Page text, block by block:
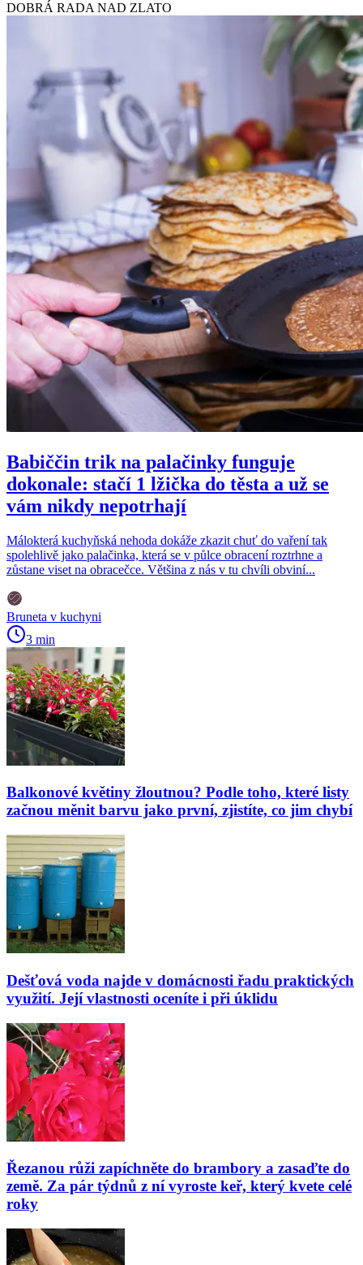
DOBRÁ RADA NAD ZLATO
Babiččin trik na palačinky funguje
dokonale: stačí 1 lžička do těsta a už se
vám nikdy nepotrhají
Málokterá kuchyňská nehoda dokáže zkazit chuť do vaření tak
spolehlivě jako palačinka, která se v půlce obracení roztrhne a
zůstane viset na obracečce. Většina z nás v tu chvíli obviní...
Bruneta v kuchyni
3 min
Balkonové květiny žloutnou? Podle toho, které listy
začnou měnit barvu jako první, zjistíte, co jim chybí
Dešťová voda najde v domácnosti řadu praktických
využití. Její vlastnosti oceníte i při úklidu
Řezanou růži zapíchněte do brambory a zasaďte do
země. Za pár týdnů z ní vyroste keř, který kvete celé
roky